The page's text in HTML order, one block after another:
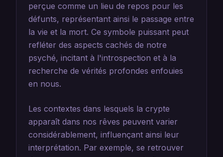
perçue comme un lieu de repos pour les
défunts, représentant ainsi le passage entre
la vie et la mort. Ce symbole puissant peut
refléter des aspects cachés de notre
psyché, incitant à l'introspection et à la
recherche de vérités profondes enfouies
en nous.
Les contextes dans lesquels la crypte
apparaît dans nos rêves peuvent varier
considérablement, influençant ainsi leur
interprétation. Par exemple, se retrouver